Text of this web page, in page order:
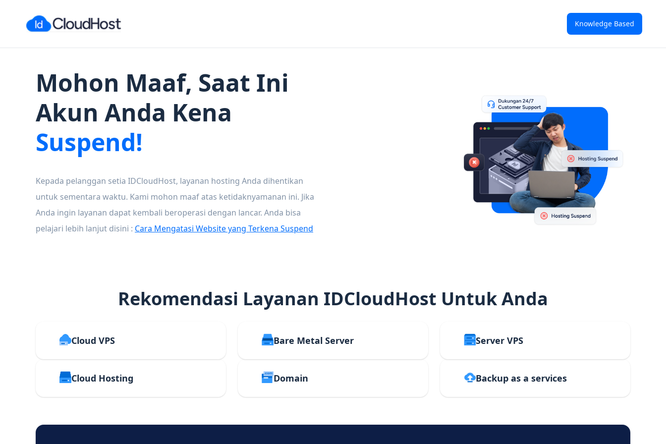
Knowledge Based
Mohon Maaf, Saat Ini
Akun Anda Kena
Suspend!
Kepada pelanggan setia IDCloudHost, layanan hosting Anda dihentikan
untuk sementara waktu. Kami mohon maaf atas ketidaknyamanan ini. Jika
Anda ingin layanan dapat kembali beroperasi dengan lancar. Anda bisa
pelajari lebih lanjut disini : Cara Mengatasi Website yang Terkena Suspend
Rekomendasi Layanan IDCloudHost Untuk Anda
Cloud VPS Bare Metal Server Server VPS
Cloud Hosting Domain Backup as a services